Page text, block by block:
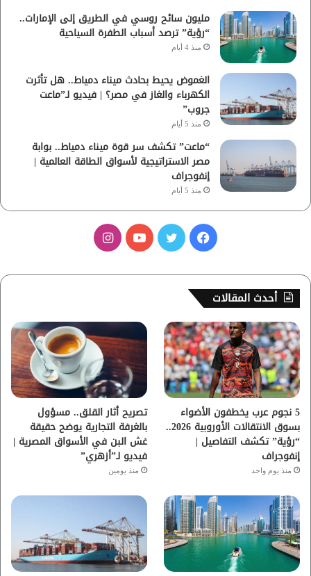
مليون سائح روسي في الطريق إلى الإمارات..
“رؤية” ترصد أسباب الطفرة السياحية
منذ 4 أيام
الغموض يحيط بحادث ميناء دمياط.. هل تأثرت
الكهرباء والغاز في مصر؟ | فيديو لـ”ماعت
جروب”
منذ 5 أيام
“ماعت” تكشف سر قوة ميناء دمياط.. بوابة
مصر الاستراتيجية لأسواق الطاقة العالمية |
إنفوجراف
منذ 5 أيام
س
ب
و
ك
ر
ي
و
ب
ت
ق
ر
ا
م
أحدث المقالات
5 نجوم عرب يخطفون الأضواء
بسوق الانتقالات الأوروبية 2026..
“رؤية” تكشف التفاصيل |
إنفوجراف
منذ يوم واحد
تصريح أثار القلق.. مسؤول
بالغرفة التجارية يوضح حقيقة
غش البن في الأسواق المصرية |
فيديو لـ”أزهري”
منذ يومين